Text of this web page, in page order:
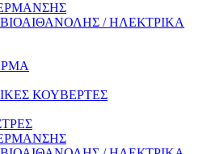
/ ΗΛΕΚΤΡΙΚΑ
ΚΟΥΒΕΡΤΕΣ